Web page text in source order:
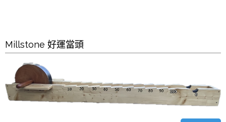
Millstone 好運當頭